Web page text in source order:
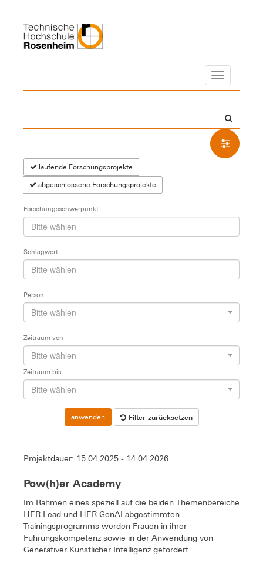
Navigation
laufende Forschungsprojekte
abgeschlossene Forschungsprojekte
Forschungsschwerpunkt
Schlagwort
Person
Bitte wählen
Zeitraum von
Bitte wählen
Zeitraum bis
Bitte wählen
anwenden Filter zurücksetzen
Projektdauer: 15.04.2025 - 14.04.2026
Pow(h)er Academy
Im Rahmen eines speziell auf die beiden Themenbereiche
HER Lead und HER GenAI abgestimmten
Trainingsprogramms werden Frauen in ihrer
Führungskompetenz sowie in der Anwendung von
Generativer Künstlicher Intelligenz gefördert.